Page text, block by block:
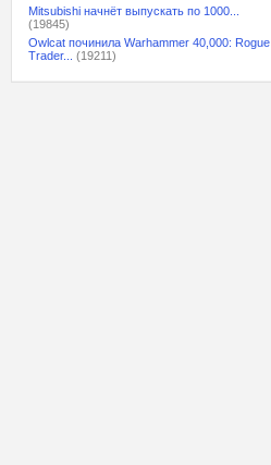
Mitsubishi начнёт выпускать по 1000...
(19845)
Owlcat починила Warhammer 40,000: Rogue
Trader...
(19211)